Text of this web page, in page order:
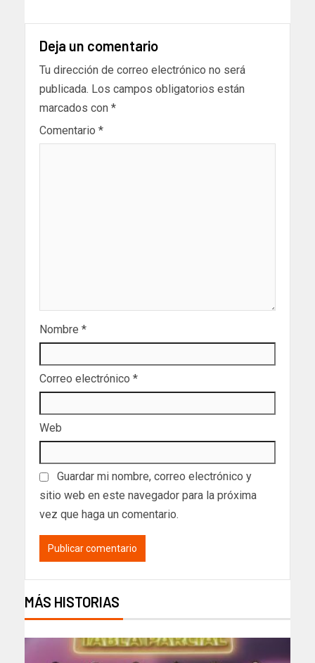
Deja un comentario
Tu dirección de correo electrónico no será
publicada. Los campos obligatorios están
marcados con *
Comentario *
Nombre *
Correo electrónico *
Web
Guardar mi nombre, correo electrónico y
sitio web en este navegador para la próxima
vez que haga un comentario.
MÁS HISTORIAS